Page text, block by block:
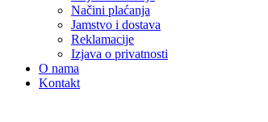
Načini plaćanja
Jamstvo i dostava
Reklamacije
Izjava o privatnosti
O nama
Kontakt